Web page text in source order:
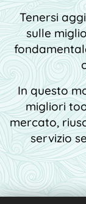
Tenersi
sulle
In questo
migliori
mercato,
servizio